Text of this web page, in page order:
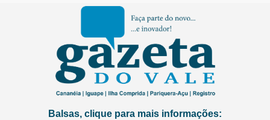
Balsas, clique para mais informações: